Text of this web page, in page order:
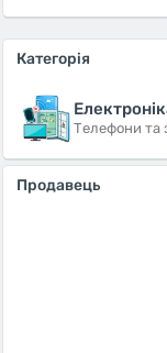
Категорія
Телефони та
Продавець